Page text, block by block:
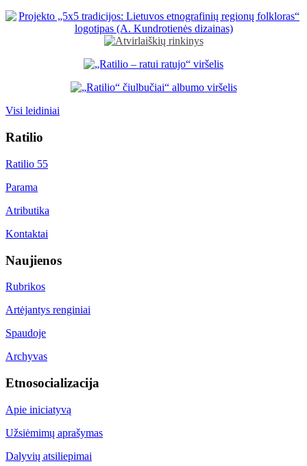
Visi leidiniai
Ratilio
Ratilio 55
Parama
Atributika
Kontaktai
Naujienos
Rubrikos
Artėjantys renginiai
Spaudoje
Archyvas
Etnosocializacija
Apie iniciatyvą
Užsiėmimų aprašymas
Dalyvių atsiliepimai